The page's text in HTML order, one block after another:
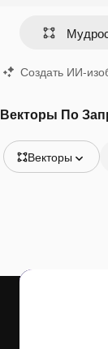
Создать ИИ-
Векторы По
Векторы
Видео